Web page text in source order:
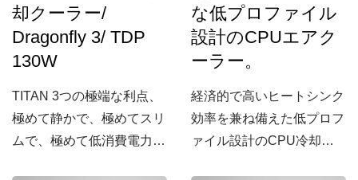
却クーラー/
Dragonfly 3/ TDP
130W
TITAN 3つの極端な利点、
極めて静かで、極めてスリ
ムで、極めて低消費電力を
な低プロファイル
設計のCPUエアク
ーラー。
経済的で高いヒートシンク
効率を兼ね備えた低プロフ
ァイル設計のCPU冷却ク